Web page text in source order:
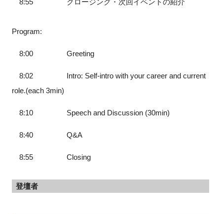
8:55 クロージング・次回イベントの紹介
Program:
8:00 Greeting
8:02 Intro: Self-intro with your career and current
role.(each 3min)
8:10 Speech and Discussion (30min)
8:40 Q&A
8:55 Closing
登壇者